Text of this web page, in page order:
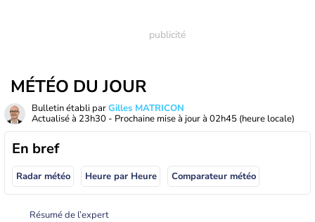
MÉTÉO DU JOUR
Bulletin établi parGilles MATRICON
Actualisé à 23h30 - Prochaine mise à jour à 02h45 (heure locale)
En bref
Radar météo Heure par Heure Comparateur météo
Résumé de l’expert